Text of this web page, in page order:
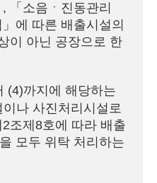
「소음ㆍ진동관리
에 따른 배출시설의
이 아닌 공장으로 한
(4)까지에 해당하는
나 사진처리시설로
조제8호에 따라 배출
모두 위탁 처리하는